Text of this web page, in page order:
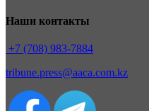
Наши контакты
+7 (708) 983-7884
tribune.press@aaca.com.kz